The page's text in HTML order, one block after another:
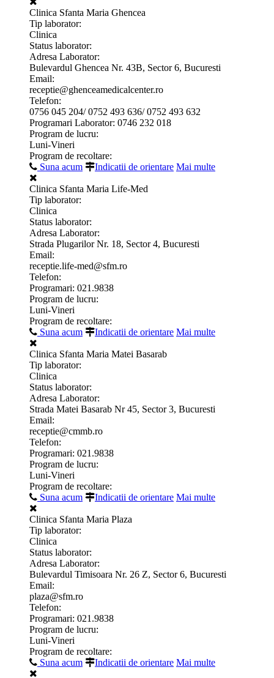
Clinica Sfanta Maria Ghencea
Tip laborator:
Clinica
Status laborator:
Adresa Laborator:
Bulevardul Ghencea Nr. 43B, Sector 6, Bucuresti
Email:
receptie@ghenceamedicalcenter.ro
Telefon:
0756 045 204/ 0752 493 636/ 0752 493 632
Programari Laborator: 0746 232 018
Program de lucru:
Luni-Vineri
Program de recoltare:
Suna acum
Indicatii de orientare Mai multe
Clinica Sfanta Maria Life-Med
Tip laborator:
Clinica
Status laborator:
Adresa Laborator:
Strada Plugarilor Nr. 18, Sector 4, Bucuresti
Email:
receptie.life-med@sfm.ro
Telefon:
Programari: 021.9838
Program de lucru:
Luni-Vineri
Program de recoltare:
Suna acum
Indicatii de orientare Mai multe
Clinica Sfanta Maria Matei Basarab
Tip laborator:
Clinica
Status laborator:
Adresa Laborator:
Strada Matei Basarab Nr 45, Sector 3, Bucuresti
Email:
receptie@cmmb.ro
Telefon:
Programari: 021.9838
Program de lucru:
Luni-Vineri
Program de recoltare:
Suna acum
Indicatii de orientare Mai multe
Clinica Sfanta Maria Plaza
Tip laborator:
Clinica
Status laborator:
Adresa Laborator:
Bulevardul Timisoara Nr. 26 Z, Sector 6, Bucuresti
Email:
plaza@sfm.ro
Telefon:
Programari: 021.9838
Program de lucru:
Luni-Vineri
Program de recoltare:
Suna acum
Indicatii de orientare Mai multe